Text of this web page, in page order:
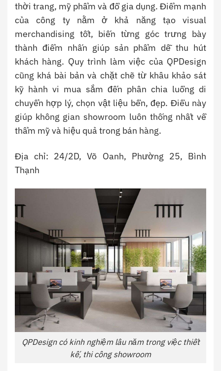
thời trang, mỹ phẩm và đồ gia dụng. Điểm mạnh
của công ty nằm ở khả năng tạo visual
merchandising tốt, biến từng góc trưng bày
thành điểm nhấn giúp sản phẩm dễ thu hút
khách hàng. Quy trình làm việc của QPDesign
cũng khá bài bản và chặt chẽ từ khâu khảo sát
kỹ hành vi mua sắm đến phân chia luồng di
chuyển hợp lý, chọn vật liệu bền, đẹp. Điều này
giúp không gian showroom luôn thống nhất về
thẩm mỹ và hiệu quả trong bán hàng.
Địa chỉ: 24/2D, Võ Oanh, Phường 25, Bình
Thạnh
QPDesign có kinh nghiệm lâu năm trong việc thiết
kế, thi công showroom